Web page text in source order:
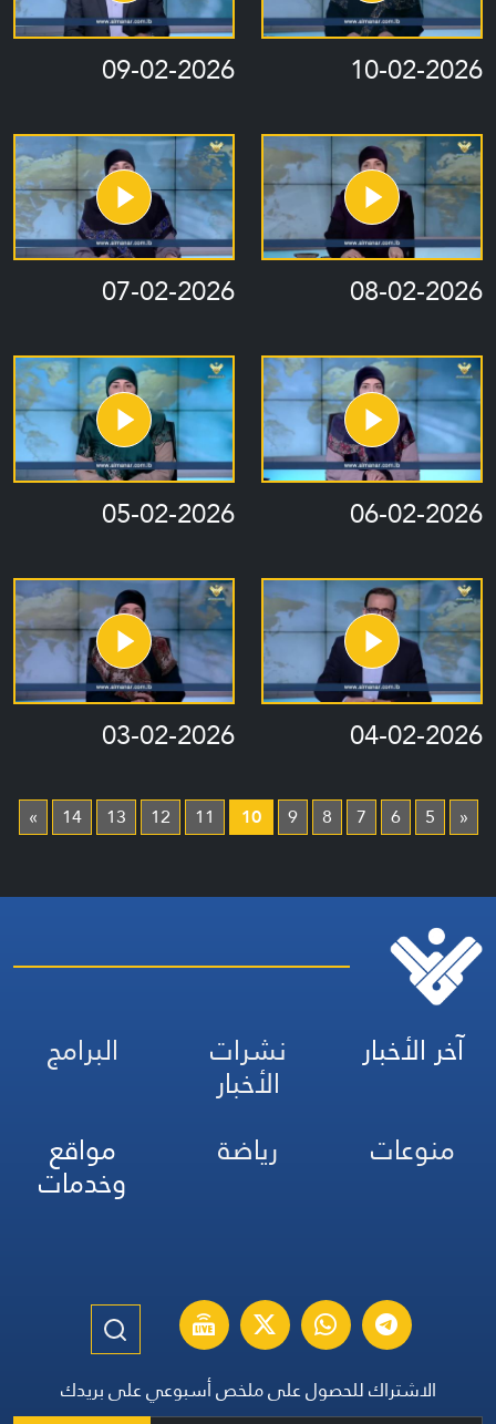
10-02-2026
09-02-2026
08-02-2026
07-02-2026
06-02-2026
05-02-2026
04-02-2026
03-02-2026
«
5
6
7
8
9
10
11
12
13
14
»
آخر الأخبار نشرات
الأخبار
البرامج
منوعات
رياضة مواقع
وخدمات
الاشتراك للحصول على ملخص أسبوعي على بريدك